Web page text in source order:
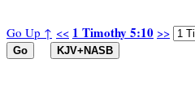
Go Up ↑ << 1 Timothy 5:10 >>